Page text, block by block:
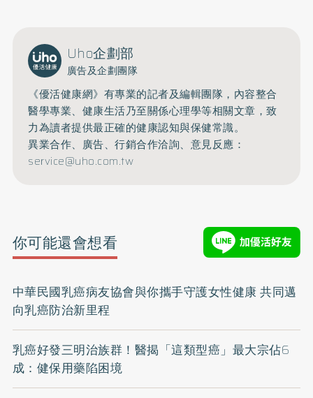
Uho企劃部
廣告及企劃團隊
《優活健康網》有專業的記者及編輯團隊，內容整合
醫學專業、健康生活乃至關係心理學等相關文章，致
力為讀者提供最正確的健康認知與保健常識。
異業合作、廣告、行銷合作洽詢、意見反應：
service@uho.com.tw
你可能還會想看
中華民國乳癌病友協會與你攜手守護女性健康 共同邁
向乳癌防治新里程
乳癌好發三明治族群！醫揭「這類型癌」最大宗佔6
成：健保用藥陷困境